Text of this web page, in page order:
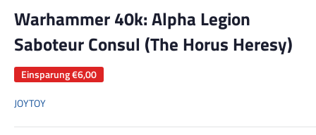
Warhammer 40k: Alpha Legion
Saboteur Consul (The Horus Heresy)
Einsparung€6,00
JOYTOY